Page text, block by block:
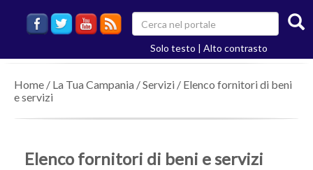
Solo testo Alto contrasto
Home / La Tua Campania /Servizi / Elenco fornitori di beni
e servizi
Elenco fornitori di beni e servizi